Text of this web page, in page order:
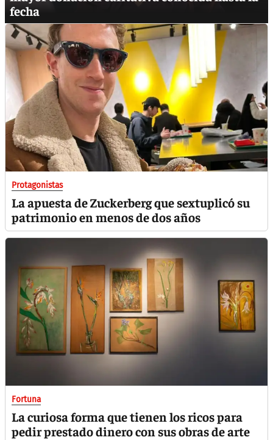
fecha
Protagonistas
La apuesta de Zuckerberg que sextuplicó su
patrimonio en menos de dos años
Fortuna
La curiosa forma que tienen los ricos para
pedir prestado dinero con sus obras de arte